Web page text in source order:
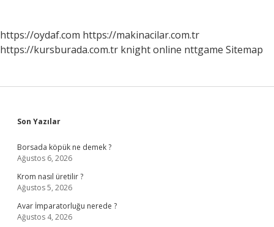
https://oydaf.com https://makinacilar.com.tr
https://kursburada.com.tr knight online nttgame Sitemap
Sidebar
Son Yazılar
Borsada köpük ne demek ?
Ağustos 6, 2026
Krom nasıl üretilir ?
Ağustos 5, 2026
Avar İmparatorluğu nerede ?
Ağustos 4, 2026